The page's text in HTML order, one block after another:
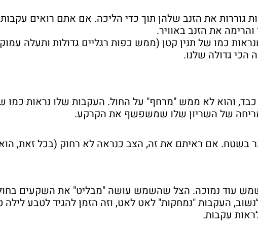
גוררות את הזנב שלהן תוך כדי הליכה. אם אתם רואים
את הזנב באוויר.
כמו של תנין קטן (ממש כפות רגליים גדולות ותעלה
גדולה שלנו.
כבד, והוא לא ממש "מרחף" על החול. העקבות שלו נראות כמו
מריחה של השריון שלו שמשפשף את הקרקע.
בשטח. אם ראיתם את זה, הצב כנראה לא רחוק (בכל זאת,
עוד נמוכה. הצל שהשמש עושה "מבליט" את השקעים
העקבות "נמחקות" לאט לאט, וזה הזמן להגיד לטבע לילה
עקבות.